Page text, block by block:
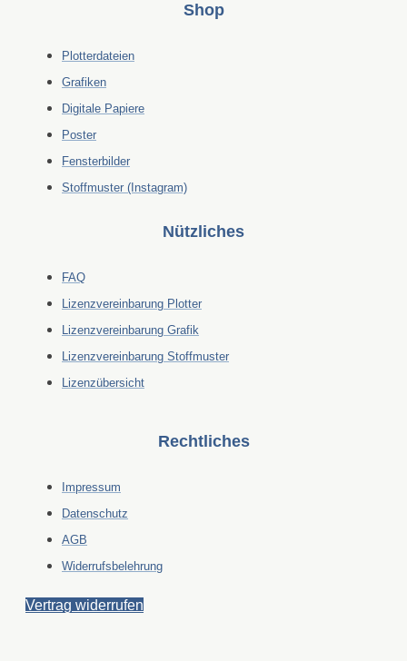
Shop
Plotterdateien
Grafiken
Digitale Papiere
Poster
Fensterbilder
Stoffmuster (Instagram)
Nützliches
FAQ
Lizenzvereinbarung Plotter
Lizenzvereinbarung Grafik
Lizenzvereinbarung Stoffmuster
Lizenzübersicht
Rechtliches
Impressum
Datenschutz
AGB
Widerrufsbelehrung
Vertrag widerrufen